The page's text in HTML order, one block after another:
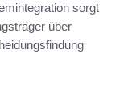
sorgt
über